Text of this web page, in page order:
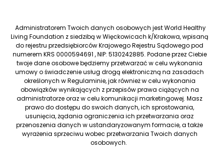
Administratorem Twoich danych osobowych jest World Healthy
Living Foundation z siedzibą w Więckowicach k/Krakowa, wpisaną
do rejestru przedsiębiorców Krajowego Rejestru Sądowego pod
numerem KRS 0000594691 , NIP: 5130242885. Podane przez Ciebie
twoje dane osobowe będziemy przetwarzać w celu wykonania
umowy o świadczenie usług drogą elektroniczną na zasadach
określonych w Regulaminie, jak również w celu wykonania
obowiązków wynikających z przepisów prawa ciążących na
administratorze oraz w celu komunikacji marketingowej. Masz
prawo do dostępu do swoich danych, ich sprostowania,
usunięcia, żądania ograniczenia ich przetwarzania oraz
przenoszenia danych w ustandaryzowanym formacie, a także
wyrażenia sprzeciwu wobec przetwarzania Twoich danych
osobowych.